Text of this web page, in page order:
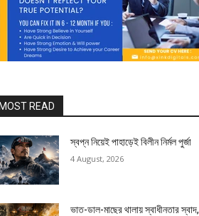
MOST READ
স্বপ্ন নিয়েই পাহাড়েই বিলীন নির্মল পুর্জা
4 August, 2026
ভাত-ডাল-মাছের থালায় স্বাধীনতার স্বাদ,